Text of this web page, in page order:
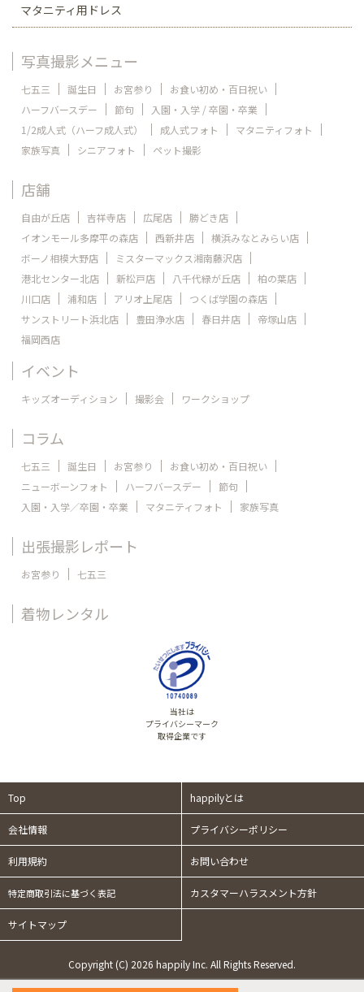
マタニティ用ドレス
写真撮影メニュー
七五三 誕生日 お宮参り
お食い初め・百日祝い
ハーフバースデー
節句
入園・入学 / 卒園・卒業
1/2成人式（ハーフ成人式）
成人式フォト
マタニティフォト
家族写真
シニアフォト ペット撮影
店舗
自由が丘店 吉祥寺店 広尾店
勝どき店
イオンモール多摩平の森店
西新井店
横浜みなとみらい店
ボーノ相模大野店
ミスターマックス湘南藤沢店
港北センター北店
新松戸店 八千代緑が丘店
柏の葉店
川口店
浦和店 アリオ上尾店
つくば学園の森店
サンストリート浜北店
豊田浄水店 春日井店
帝塚山店
福岡西店
イベント
キッズオーディション 撮影会 ワークショップ
コラム
七五三 誕生日 お宮参り
お食い初め・百日祝い
ニューボーンフォト
ハーフバースデー
節句
入園・入学／卒園・卒業
マタニティフォト 家族写真
出張撮影レポート
お宮参り 七五三
着物レンタル
当社は
プライバシーマーク
取得企業です
Top happilyとは
会社情報 プライバシーポリシー
利用規約 お問い合わせ
特定商取引法に基づく表記 カスタマーハラスメント方針
サイトマップ
Copyright (C) 2026 happily Inc. All Rights Reserved.